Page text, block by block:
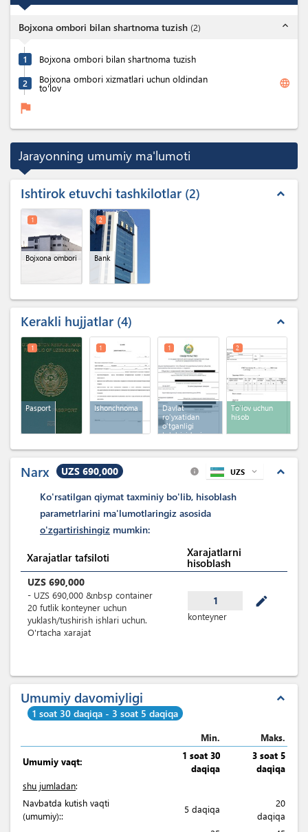
Bojxona ombori bilan shartnoma tuzish (2) expand_less
1 Bojxona ombori bilan shartnoma tuzish
2 Bojxona ombori xizmatlari uchun oldindan
to'lov language
flag
Jarayonning umumiy ma'lumoti
Ishtirok etuvchi tashkilotlar 2 expand_less
Bojxona ombori
1
Bank
2
Kerakli hujjatlar 4 expand_less
Pasport
1
Ishonchnoma
1
Davlat
ro'yxatidan
o'tganligi
to'g'risidagi
1
To'lov uchun
hisob
2
Narx UZS 690,000 expand_less
info UZS expand_more
Ko'rsatilgan qiymat taxminiy bo'lib, hisoblash
parametrlarini ma'lumotlaringiz asosida
o'zgartirishingiz mumkin:
Xarajatlar tafsiloti
Xarajatlarni
hisoblash
UZS 690,000
- UZS 690,000 &nbsp container
20 futlik konteyner uchun
yuklash/tushirish ishlari uchun.
O'rtacha xarajat
1 mode_edit
konteyner
Umumiy davomiyligi
1 soat 30 daqiqa - 3 soat 5 daqiqa
expand_less
Min. Maks.
Umumiy vaqt:
1 soat 30
daqiqa
3 soat 5
daqiqa
shu jumladan:
Navbatda kutish vaqti
(umumiy)::
5 daqiqa
20
daqiqa